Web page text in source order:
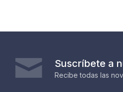
Suscríbete a
Recibe todas las